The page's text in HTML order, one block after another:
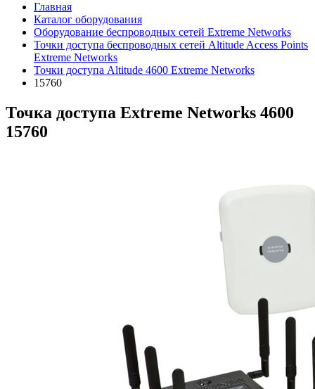
Главная
Каталог оборудования
Оборудование беспроводных сетей Extreme Networks
Точки доступа беспроводных сетей Altitude Access Points
Extreme Networks
Точки доступа Altitude 4600 Extreme Networks
15760
Точка доступа Extreme Networks 4600
15760